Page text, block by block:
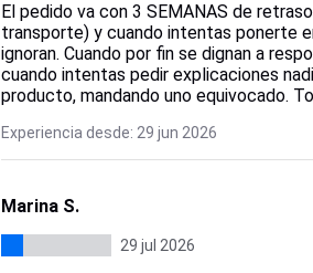
El pedido va con 3 SEMANAS de
transporte) y cuando intentas ponerte
ignoran. Cuando por fin se dignan a
cuando intentas pedir explicaciones
producto, mandando uno equivocado.
Experiencia desde: 29 jun 2026
Marina S.
29 jul 2026